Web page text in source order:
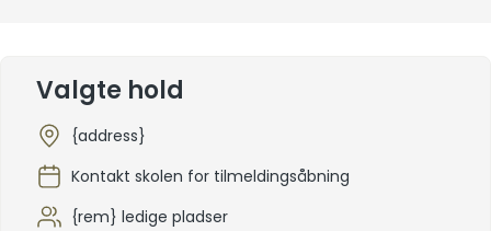
Valgte hold
{address}
Kontakt skolen for tilmeldingsåbning
{rem} ledige pladser